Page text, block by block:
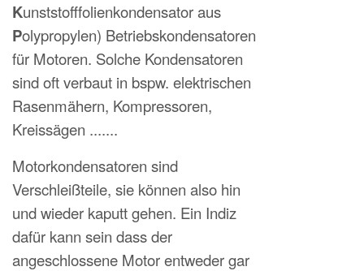
Kunststofffolienkondensator aus
Polypropylen) Betriebskondensatoren
für Motoren. Solche Kondensatoren
sind oft verbaut in bspw. elektrischen
Rasenmähern, Kompressoren,
Kreissägen .......
Motorkondensatoren sind
Verschleißteile, sie können also hin
und wieder kaputt gehen. Ein Indiz
dafür kann sein dass der
angeschlossene Motor entweder gar